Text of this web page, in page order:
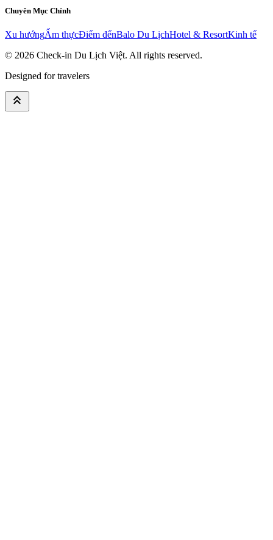
Chuyên Mục Chính
Xu hướngẨm thựcĐiểm đếnBalo Du LịchHotel & ResortKinh tế
© 2026 Check-in Du Lịch Việt. All rights reserved.
Designed for travelers
keyboard_double_arrow_up